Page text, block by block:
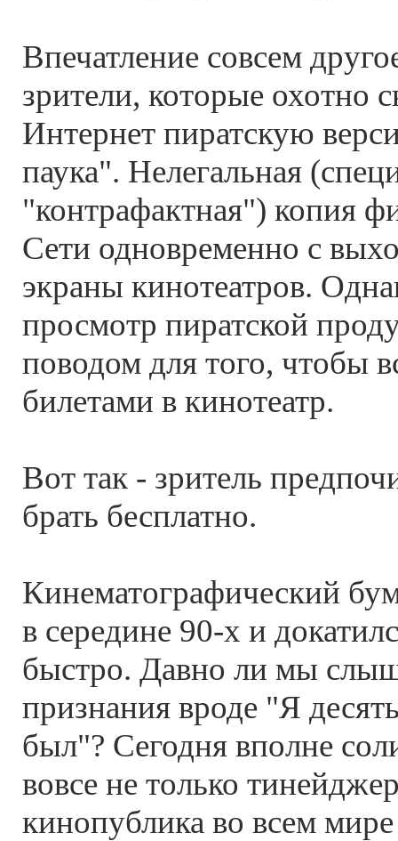
Впечатление совсем
зрители, которые охотно
Интернет пиратскую
паука". Нелегальная
"контрафактная") копия
Сети одновременно с
экраны кинотеатров.
просмотр пиратской
поводом для того, чтобы
билетами в кинотеатр.
Вот так - зритель
брать бесплатно.
Кинематографический
в середине 90-х и
быстро. Давно ли мы
признания вроде "Я
был"? Сегодня вполне
вовсе не только
кинопублика во всем